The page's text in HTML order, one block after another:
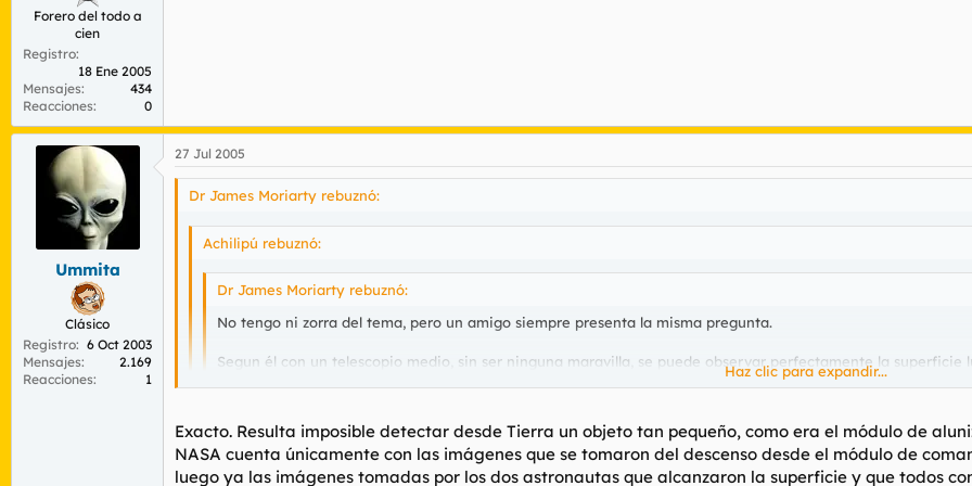
Forero del todo a
cien
Registro
18 Ene 2005
Mensajes
434
Reacciones
0
Ummita
Clásico
Registro
6 Oct 2003
Mensajes
2.169
Reacciones
1
27 Jul 2005
Dr James Moriarty rebuznó:
Achilipú rebuznó:
Dr James Moriarty rebuznó:
No tengo ni zorra del tema, pero un amigo siempre presenta la misma pregunta.
Segun él con un telescopio medio, sin ser ninguna maravilla, se puede observar perfectamente la
fijo en la luna(supongo que serán los Lummenes y los aumentos del telescopio en cuestión) estaba mas que
Si eran capaces de divisar jupiter o cualquier otro planeta de manera moderadamente nitida y no estando
directa) ¿Porque nadie consiguio fotos desde la tierra? Se supone que se sabia donde caería el modulo
Haz clic para expandir...
Gracias por la respuesta; pero aun asi me resulta raro que los rusos no hubieran echo todo lo posible para poder
Haz clic para expandir...
Exacto. Resulta imposible detectar desde Tierra un objeto tan pequeño, como era el módulo de
NASA cuenta únicamente con las imágenes que se tomaron del descenso desde el módulo de
luego ya las imágenes tomadas por los dos astronautas que alcanzaron la superficie y que todos